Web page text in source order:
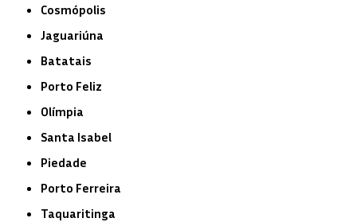
Cosmópolis
Jaguariúna
Batatais
Porto Feliz
Olímpia
Santa Isabel
Piedade
Porto Ferreira
Taquaritinga